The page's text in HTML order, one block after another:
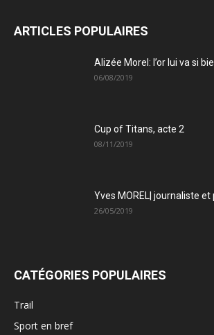
Trail de
Trail de
ARTICLES POPULAIRES
Alizée Morel: l’or lui va si
06/08/2019
Cup of Titans, acte 2
08/11/2019
Yves MOREL| journaliste
26/05/2019
CATÉGORIES POPULAIRES
Trail
Sport en bref